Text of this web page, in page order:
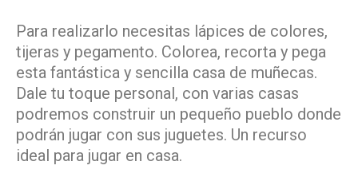
Para realizarlo necesitas lápices de colores,
tijeras y pegamento. Colorea, recorta y pega
esta fantástica y sencilla casa de muñecas.
Dale tu toque personal, con varias casas
podremos construir un pequeño pueblo donde
podrán jugar con sus juguetes. Un recurso
ideal para jugar en casa.